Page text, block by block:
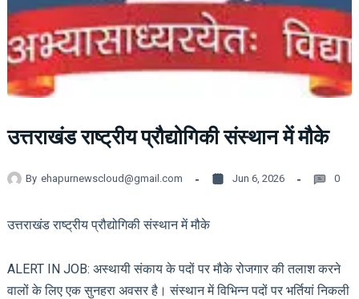
उत्तराखंड राष्ट्रीय प्रौद्योगिकी संस्थान में मौके
By ehapurnewscloud@gmail.com Jun 6, 2026 0
उत्तराखंड राष्ट्रीय प्रौद्योगिकी संस्थान में मौके
ALERT IN JOB: अस्थायी संकाय के पदों पर मौके रोजगार की तलाश करने
वालों के लिए एक सुनहरा अवसर है। संस्थान में विभिन्न पदों पर भर्तियां निकली